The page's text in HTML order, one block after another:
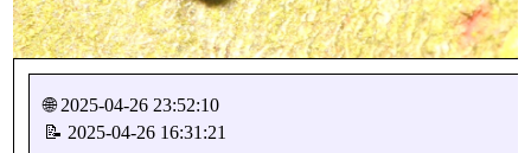
🌐 2025-04-26 23:52:10
📝 2025-04-26 16:31:21